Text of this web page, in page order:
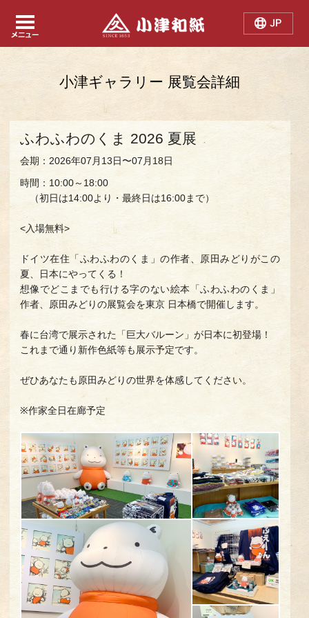
Japanese
English
Chinese
小津ギャラリー 展覧会詳細
ふわふわのくま 2026 夏展
会期：2026年07月13日〜07月18日
時間：10:00～18:00
（初日は14:00より・最終日は16:00まで）
<入場無料>
ドイツ在住「ふわふわのくま」の作者、原田みどりがこの
夏、日本にやってくる！
想像でどこまでも行ける字のない絵本「ふわふわのくま」
作者、原田みどりの展覧会を東京 日本橋で開催します。
春に台湾で展示された「巨大バルーン」が日本に初登場！
これまで通り新作色紙等も展示予定です。
ぜひあなたも原田みどりの世界を体感してください。
※作家全日在廊予定